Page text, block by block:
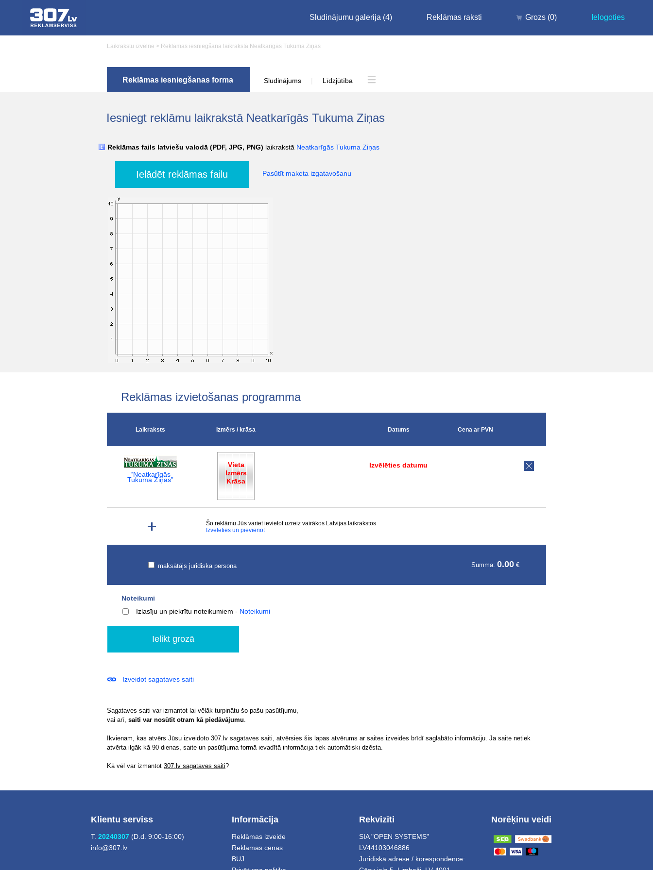
Sludinājumu galerija (4) Reklāmas raksti Grozs (0) Ielogoties
Laikrakstu izvēlne > Reklāmas iesniegšana laikrakstā Neatkarīgās Tukuma Ziņas
Reklāmas iesniegšanas forma Sludinājums Līdzjūtība
Iesniegt reklāmu laikrakstā Neatkarīgās Tukuma Ziņas
Reklāmas fails latviešu valodā (PDF, JPG, PNG) laikrakstā Neatkarīgās Tukuma Ziņas
Ielādēt reklāmas failu Pasūtīt maketa izgatavošanu
Reklāmas izvietošanas programma
Laikraksts Izmērs / krāsa Datums Cena ar PVN
“Neatkarīgās
Tukuma Ziņas”
Vieta
Izmērs
Krāsa
Izvēlēties datumu
Šo reklāmu Jūs variet ievietot uzreiz vairākos Latvijas laikrakstos
Izvēlēties un pievienot
maksātājs juridiska persona Summa: 0.00€
Noteikumi
Izlasīju un piekrītu noteikumiem - Noteikumi
Izveidot sagataves saiti
Sagataves saiti var izmantot lai vēlāk turpinātu šo pašu pasūtījumu,
vai arī, saiti var nosūtīt otram kā piedāvājumu
Ikvienam, kas atvērs Jūsu izveidoto 307.lv sagataves saiti, atvērsies šis lapas atvērums ar saites izveides brīdī saglabāto informāciju. Ja saite netiek
atvērta ilgāk kā 90 dienas, saite un pasūtījuma formā ievadītā informācija tiek automātiski dzēsta.
Kā vēl var izmantot 307.lv sagataves saiti?
Klientu serviss
T. 20240307 (D.d. 9:00-16:00)
info@307.lv
Informācija
Reklāmas izveide
Reklāmas cenas
BUJ
Rekvizīti
SIA "OPEN SYSTEMS"
LV44103046886
Juridiskā adrese / korespondence:
Norēķinu veidi